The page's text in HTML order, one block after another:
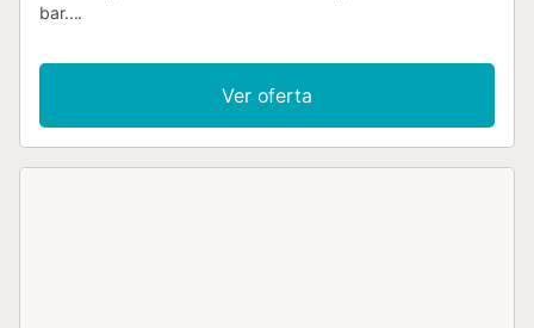
bar....
Ver oferta